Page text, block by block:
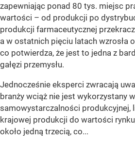
zapewniając ponad 80 tys. miejsc
wartości – od produkcji po
produkcji farmaceutycznej
a w ostatnich pięciu latach wzrosła
co potwierdza, że jest to jedna z
gałęzi przemysłu.
Jednocześnie eksperci zwracają
branży wciąż nie jest wykorzystany
samowystarczalności produkcyjnej,
krajowej produkcji do wartości
około jedną trzecią, co...